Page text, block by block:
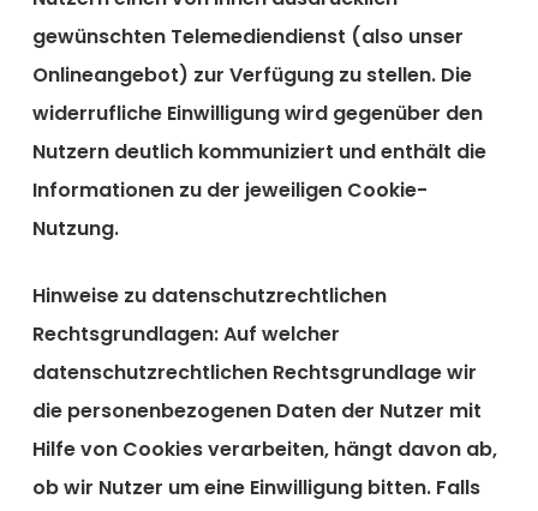
gewünschten Telemediendienst (also unser
Onlineangebot) zur Verfügung zu stellen. Die
widerrufliche Einwilligung wird gegenüber den
Nutzern deutlich kommuniziert und enthält die
Informationen zu der jeweiligen Cookie-
Nutzung.
Hinweise zu datenschutzrechtlichen
Rechtsgrundlagen:Auf welcher
datenschutzrechtlichen Rechtsgrundlage wir
die personenbezogenen Daten der Nutzer mit
Hilfe von Cookies verarbeiten, hängt davon ab,
ob wir Nutzer um eine Einwilligung bitten. Falls